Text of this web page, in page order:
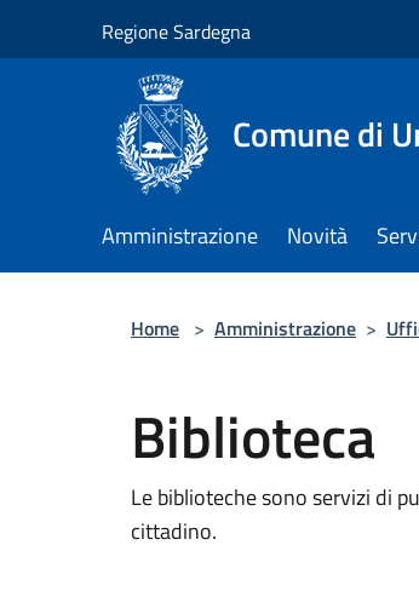
Regione Sardegna
Comune di
Amministrazione Novità
Home > Amministrazione >
Biblioteca
Le biblioteche sono servizi di
cittadino.